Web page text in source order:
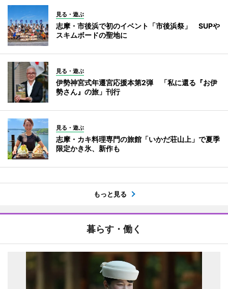
見る・遊ぶ
志摩・市後浜で初のイベント「市後浜祭」 SUPや
スキムボードの聖地に
見る・遊ぶ
伊勢神宮式年遷宮応援本第2弾 「私に還る『お伊
勢さん』の旅」刊行
見る・遊ぶ
志摩・カキ料理専門の旅館「いかだ荘山上」で夏季
限定かき氷、新作も
もっと見る
暮らす・働く